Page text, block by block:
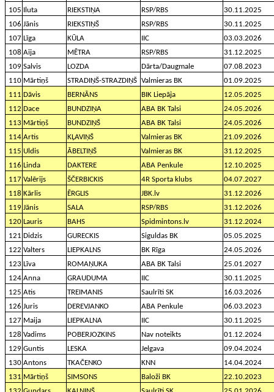
105 Iluta RIEKSTIŅA RSP/RBS
30.11.2025
106 Jānis RIEKSTIŅŠ RSP/RBS
30.11.2025
107 Līga KŪLA IIC
03.03.2026
108 Aija MĒTRA RSP/RBS
31.12.2025
109 Salvis LOZDA Dārta/Daugmale
07.08.2023
110 Mārtiņš STRADIŅŠ-STRAZDIŅŠ Valmieras BK
01.09.2025
111 Dāvis BERNĀNS BIK Liepāja
12.05.2025
112 Dace BUNDZIŅA ABA BK Talsi
24.05.2026
113 Mārtiņš BUNDZIŅŠ ABA BK Talsi
24.05.2026
114 Artis KĻAVIŅŠ Valmieras BK
21.09.2026
115 Uldis ĀBELTIŅŠ Valmieras BK
31.12.2025
116 Linda DAKTERE ABA Penkule
12.10.2025
117 Valērijs ŠČERBICKIS 4R Sporta klubs
04.07.2027
118 Kārlis ĒRGLIS JBK.lv
31.12.2026
119 Jānis SALA RSP/RBS
31.12.2026
120 Lauris BAHS Spidmintons.lv
31.12.2024
121 Didzis GURECKIS Siguldas BK
05.05.2025
122 Valters LIEPKALNS BK Rīga
24.05.2026
123 Līva ROMAŅUKA ABA BK Talsi
25.01.2027
124 Anna GRAUDUMA IIC
30.11.2025
125 Atis TREIMANIS Saulrīti SK
16.03.2026
126 Juris DEREVJANKO ABA Penkule
06.03.2023
127 Maija LIEPKALNA IIC
30.11.2025
128 Vadims POBERJOZKINS Nav noteikts
01.12.2024
129 Guntis LESKA Jelgava
09.04.2024
130 Antons TKAČENKO KNN
14.04.2024
131 Mārtiņš SIMSONS Baloži BK
22.10.2023